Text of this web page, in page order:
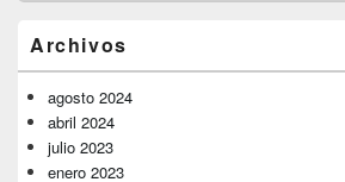
widget
lateral
primaria
Archivos
agosto 2024
abril 2024
julio 2023
enero 2023